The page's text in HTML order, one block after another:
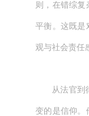
则，在错综复
平衡。这既是
观与社会责任
从法官到
变的是信仰。